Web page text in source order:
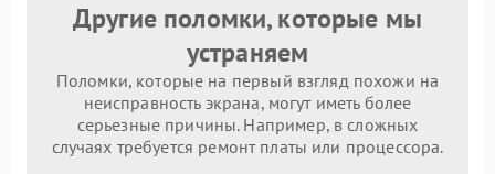
Другие поломки, которые мы
устраняем
Поломки, которые на первый взгляд похожи на
неисправность экрана, могут иметь более
серьезные причины. Например, в сложных
случаях требуется ремонт платы или процессора.